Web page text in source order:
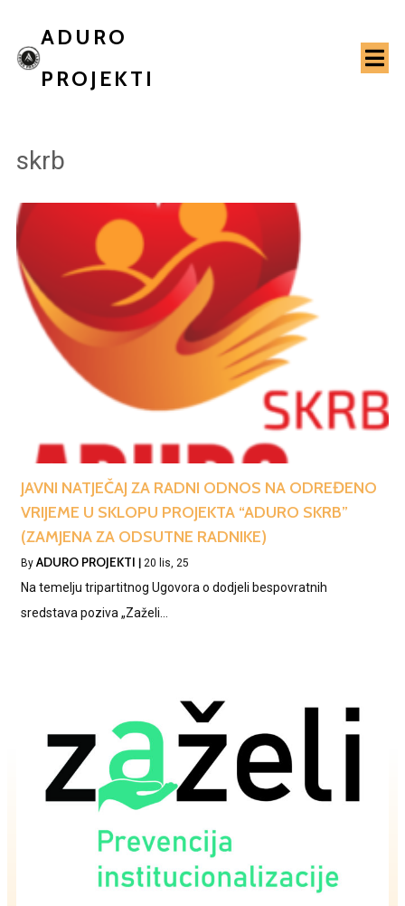
ADURO
PROJEKTI
skrb
JAVNI NATJEČAJ ZA RADNI ODNOS NA ODREĐENO
VRIJEME U SKLOPU PROJEKTA “ADURO SKRB”
(ZAMJENA ZA ODSUTNE RADNIKE)
By ADURO PROJEKTI 20 lis, 25
Na temelju tripartitnog Ugovora o dodjeli bespovratnih
sredstava poziva „Zaželi…